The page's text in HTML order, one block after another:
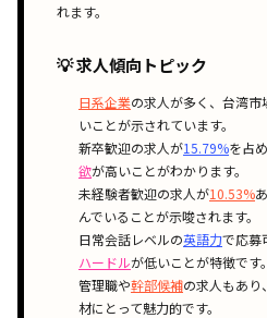
れます。
💡 求人傾向トピック
日系企業の求人が多く、台湾市
いことが示されています。
新卒歓迎の求人が15.79%を占
欲が高いことがわかります。
未経験者歓迎の求人が10.53%
んでいることが示唆されます。
日常会話レベルの英語力で応募
ハードルが低いことが特徴です。
管理職や幹部候補の求人もあり、
材にとって魅力的です。